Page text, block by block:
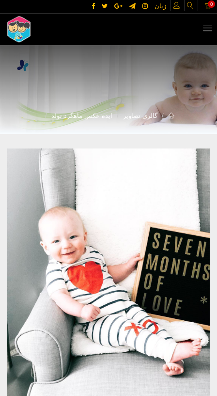
زبان 0
گالري تصاوير ایده عکس ماهگرد تولد